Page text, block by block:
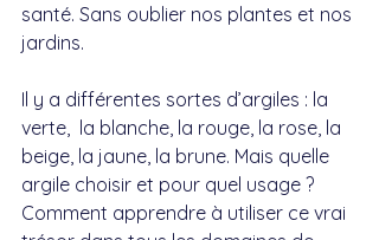
santé. Sans oublier nos plantes et nos
jardins.
Il y a différentes sortes d’argiles : la
verte,  la blanche, la rouge, la rose, la
beige, la jaune, la brune. Mais quelle
argile choisir et pour quel usage ?
Comment apprendre à utiliser ce vrai